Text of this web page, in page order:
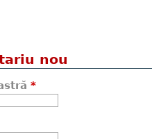
nou
*